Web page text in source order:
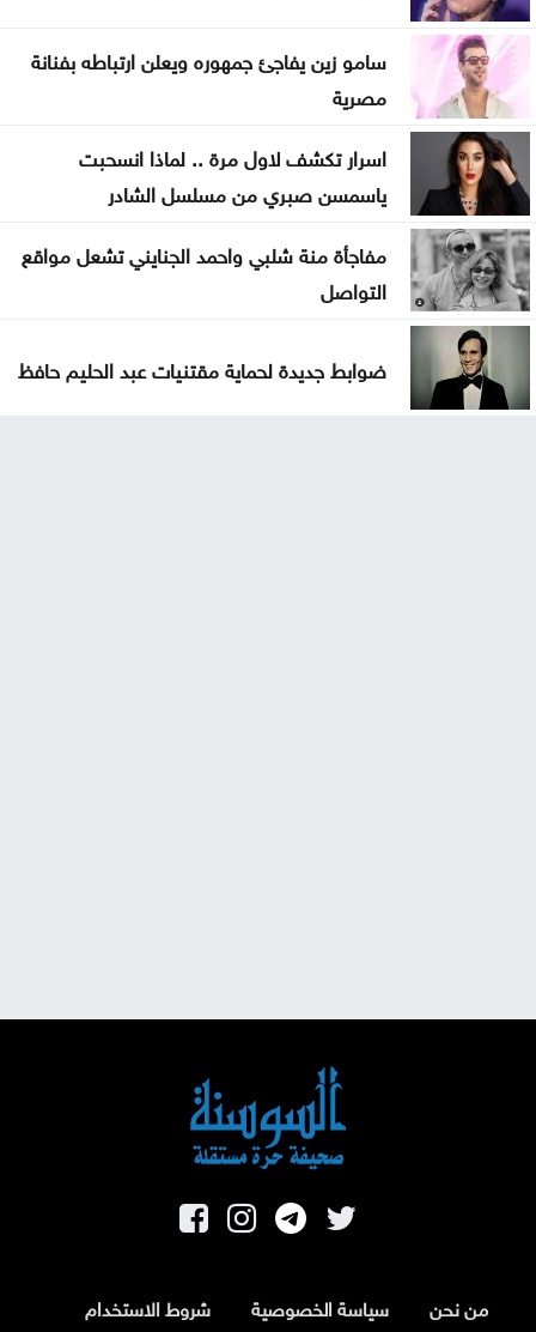
سامو زين يفاجئ جمهوره ويعلن ارتباطه بفنانة
مصرية
اسرار تكشف لاول مرة .. لماذا انسحبت
ياسمسن صبري من مسلسل الشادر
مفاجأة منة شلبي واحمد الجنايني تشعل مواقع
التواصل
ضوابط جديدة لحماية مقتنيات عبد الحليم حافظ
من نحن سياسة الخصوصية
شروط الاستخدام